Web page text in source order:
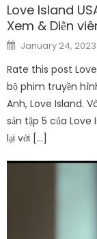
Love Island
Xem & Diễn
Posted
on
January 24, 2023
Rate this post
bộ phim truyền
Anh, Love Island.
sản tập 5 của Love
lại với […]